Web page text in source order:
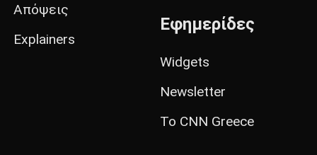
Απόψεις
Explainers
Εφημερίδες
Widgets
Newsletter
Το CNN Greece